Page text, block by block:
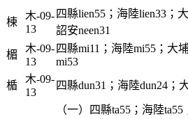
楝
木-09-
13
四縣lien55；海陸lien33；
詔安neen31
楣
木-09-
13
四縣mi11；海陸mi55；大
mi53
楯
木-09-
13
四縣dun31；海陸dun24；
（一）四縣ta55；海陸ta55